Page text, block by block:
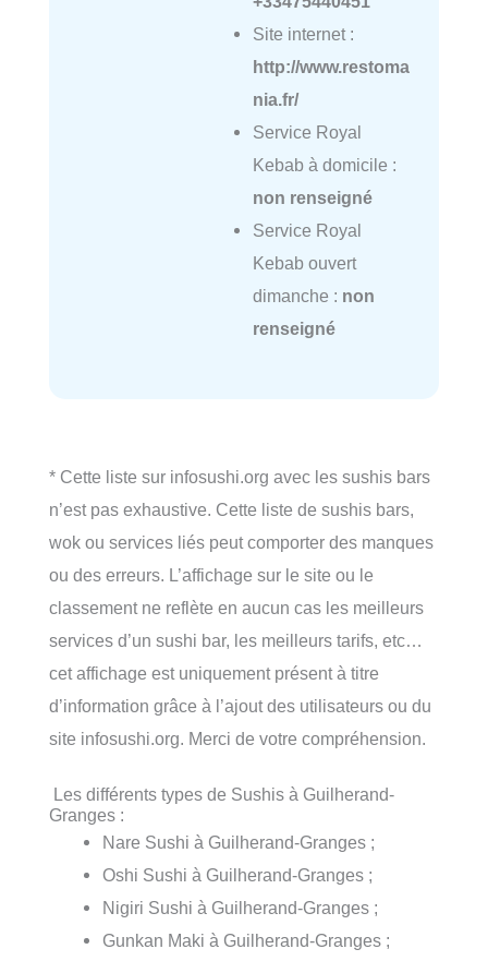
Site internet :
http://www.restoma
nia.fr/
Service Royal
Kebab à domicile :
non renseigné
Service Royal
Kebab ouvert
dimanche : non
renseigné
* Cette liste sur infosushi.org avec les sushis bars
n’est pas exhaustive. Cette liste de sushis bars,
wok ou services liés peut comporter des manques
ou des erreurs. L’affichage sur le site ou le
classement ne reflète en aucun cas les meilleurs
services d’un sushi bar, les meilleurs tarifs, etc…
cet affichage est uniquement présent à titre
d’information grâce à l’ajout des utilisateurs ou du
site infosushi.org. Merci de votre compréhension.
Les différents types de Sushis à Guilherand-
Granges :
Nare Sushi à Guilherand-Granges ;
Oshi Sushi à Guilherand-Granges ;
Nigiri Sushi à Guilherand-Granges ;
Gunkan Maki à Guilherand-Granges ;